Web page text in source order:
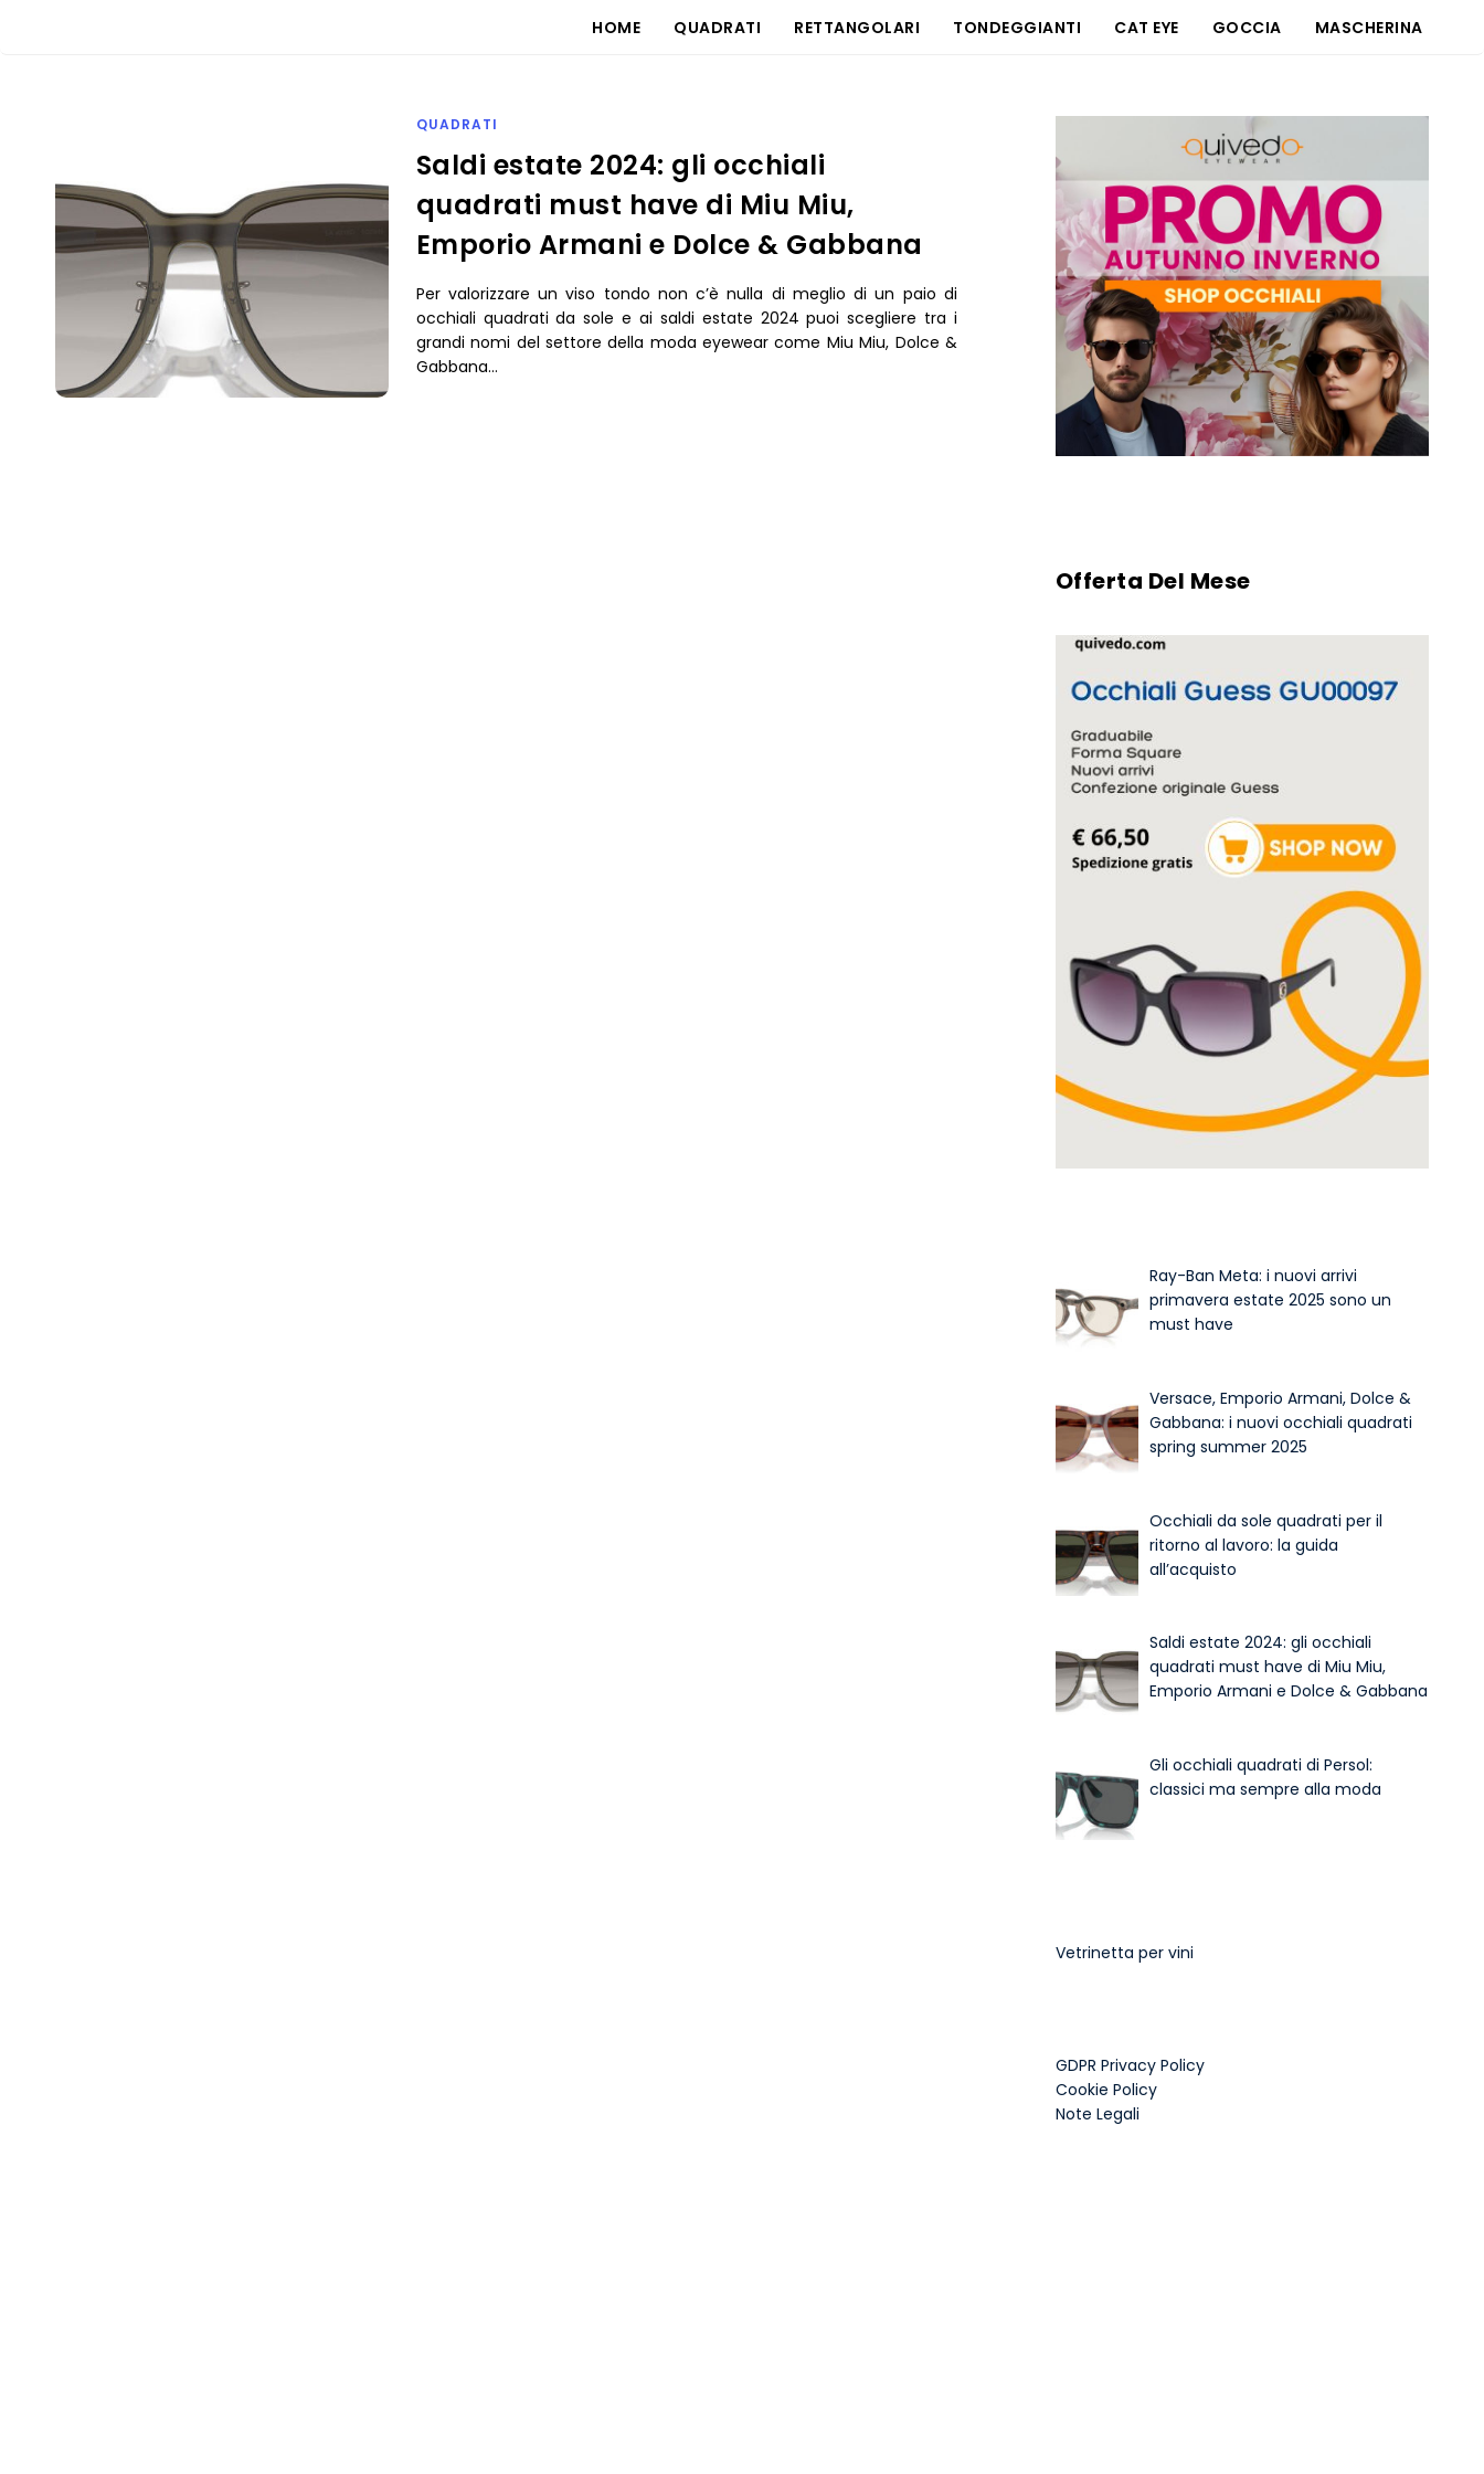
HOME QUADRATI RETTANGOLARI TONDEGGIANTI CAT EYE GOCCIA MASCHERINA
QUADRATI
Saldi estate 2024: gli occhiali
quadrati must have di Miu Miu,
Emporio Armani e Dolce & Gabbana
Per valorizzare un viso tondo non c’è nulla di meglio di un paio di
occhiali quadrati da sole e ai saldi estate 2024 puoi scegliere tra i
grandi nomi del settore della moda eyewear come Miu Miu, Dolce &
Gabbana…
Offerta Del Mese
Ray-Ban Meta: i nuovi arrivi
primavera estate 2025 sono un
must have
Versace, Emporio Armani, Dolce &
Gabbana: i nuovi occhiali quadrati
spring summer 2025
Occhiali da sole quadrati per il
ritorno al lavoro: la guida
all’acquisto
Saldi estate 2024: gli occhiali
quadrati must have di Miu Miu,
Emporio Armani e Dolce & Gabbana
Gli occhiali quadrati di Persol:
classici ma sempre alla moda
Vetrinetta per vini
GDPR Privacy Policy
Cookie Policy
Note Legali